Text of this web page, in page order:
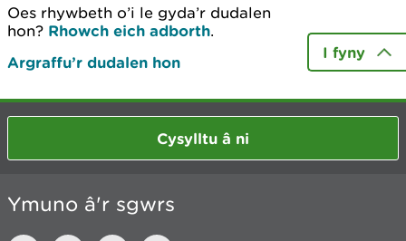
Oes rhywbeth o’i le gyda’r dudalen
hon? Rhowch eich adborth.
Argraffu’r dudalen hon
I fyny
Cysylltu â ni
Ymuno â'r sgwrs